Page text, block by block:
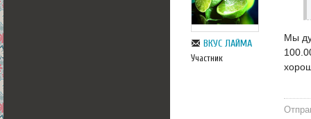
ВКУС ЛАЙМА
Участник
Мы